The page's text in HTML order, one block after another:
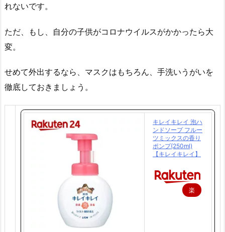
れないです。
ただ、もし、自分の子供がコロナウイルスがかかったら大
変。
せめて外出するなら、マスクはもちろん、手洗いうがいを
徹底しておきましょう。
キレイキレイ 泡ハ
ンドソープ フルー
ツミックスの香り
ポンプ(250ml)
【キレイキレイ】
楽